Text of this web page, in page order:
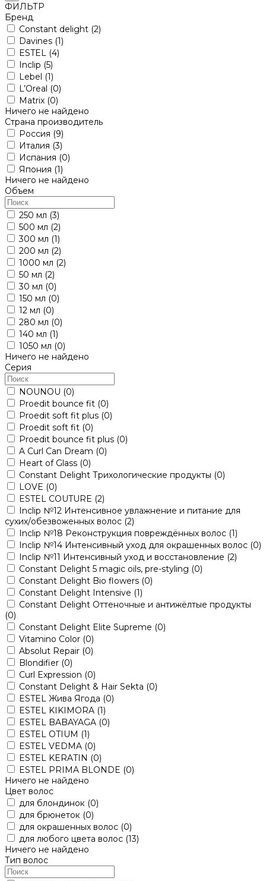
ФИЛЬТР
Бренд
Constant delight (2)
Davines (1)
ESTEL
(4)
Inclip (5)
Lebel (1)
L’Oreal (0)
Matrix (0)
Ничего не найдено
Страна производитель
Россия (9)
Италия (3)
Испания (0)
Япония (1)
Ничего не найдено
Объем
250 мл (3)
500 мл (2)
300 мл (1)
200 мл (2)
1000 мл (2)
50 мл (2)
30 мл (0)
150 мл (0)
12 мл (0)
280 мл (0)
140 мл (1)
1050 мл (0)
Ничего не найдено
Серия
NOUNOU (0)
Proedit bounce fit (0)
Proedit soft fit plus (0)
Proedit soft fit (0)
Proedit bounce fit plus (0)
A Curl Can Dream (0)
Heart of Glass (0)
Constant Delight Трихологические продукты (0)
LOVE (0)
ESTEL COUTURE (2)
Inclip №12 Интенсивное увлажнение и питание для
сухих/обезвоженных волос (2)
Inclip №18 Реконструкция повреждённых волос (1)
Inclip №14 Интенсивный уход для окрашенных волос (0)
Inclip №11 Интенсивный уход и восстановление (2)
Constant Delight 5 magic oils, pre-styling (0)
Constant Delight Bio flowers (0)
Constant Delight Intensive (1)
Constant Delight Оттеночные и антижёлтые продукты
(0)
Constant Delight Elite Supreme (0)
Vitamino Color (0)
Absolut Repair (0)
Blondifier (0)
Curl Expression (0)
Constant Delight & Hair Sekta (0)
ESTEL Жива Ягода (0)
ESTEL KIKIMORA (1)
ESTEL BABAYAGA (0)
ESTEL OTIUM (1)
ESTEL VEDMA (0)
ESTEL KERATIN (0)
ESTEL PRIMA BLONDE (0)
Ничего не найдено
Цвет волос
для блондинок (0)
для брюнеток (0)
для окрашенных волос (0)
для любого цвета волос (13)
Ничего не найдено
Тип волос